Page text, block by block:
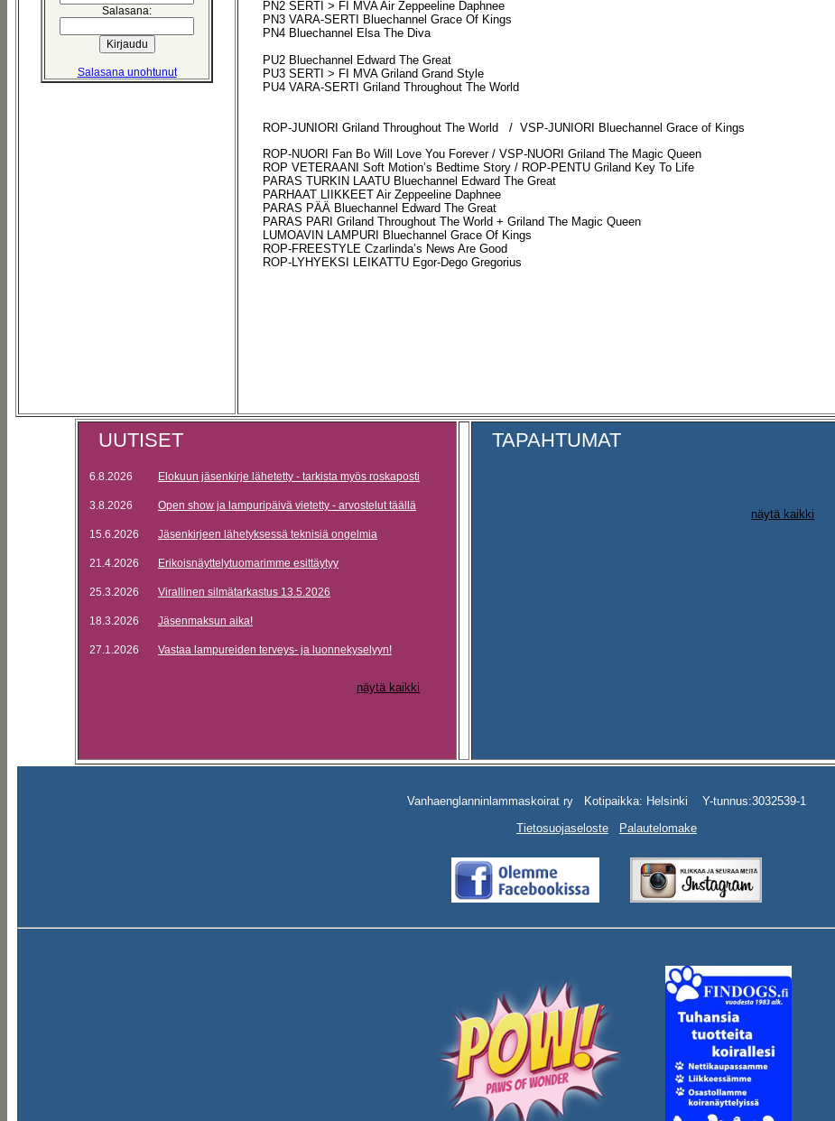
Salasana:
Salasana unohtunut
PN2 SERTI > FI MVA Air Zeppeeline Daphnee
PN3 VARA-SERTI Bluechannel Grace Of Kings
PN4 Bluechannel Elsa The Diva
PU2 Bluechannel Edward The Great
PU3 SERTI > FI MVA Griland Grand Style
PU4 VARA-SERTI Griland Throughout The World
ROP-JUNIORI Griland Throughout The World / VSP-JUNIORI Bluechannel Grace of Kings
ROP-NUORI Fan Bo Will Love You Forever / VSP-NUORI Griland The Magic Queen
ROP VETERAANI Soft Motion’s Bedtime Story / ROP-PENTU Griland Key To Life
PARAS TURKIN LAATU Bluechannel Edward The Great
PARHAAT LIIKKEET Air Zeppeeline Daphnee
PARAS PÄÄ Bluechannel Edward The Great
PARAS PARI Griland Throughout The World + Griland The Magic Queen
LUMOAVIN LAMPURI Bluechannel Grace Of Kings
ROP-FREESTYLE Czarlinda’s News Are Good
ROP-LYHYEKSI LEIKATTU Egor-Dego Gregorius
UUTISET
6.8.2026 Elokuun jäsenkirje lähetetty - tarkista myös roskaposti
3.8.2026 Open show ja lampuripäivä vietetty - arvostelut täällä
15.6.2026 Jäsenkirjeen lähetyksessä teknisiä ongelmia
21.4.2026 Erikoisnäyttelytuomarimme esittäytyy
25.3.2026 Virallinen silmätarkastus 13.5.2026
18.3.2026 Jäsenmaksun aika!
27.1.2026 Vastaa lampureiden terveys- ja luonnekyselyyn!
näytä kaikki
TAPAHTUMAT
näytä kaikki
Vanhaenglanninlammaskoirat ry Kotipaikka: Helsinki Y-tunnus:3032539-1
Tietosuojaseloste
Palautelomake